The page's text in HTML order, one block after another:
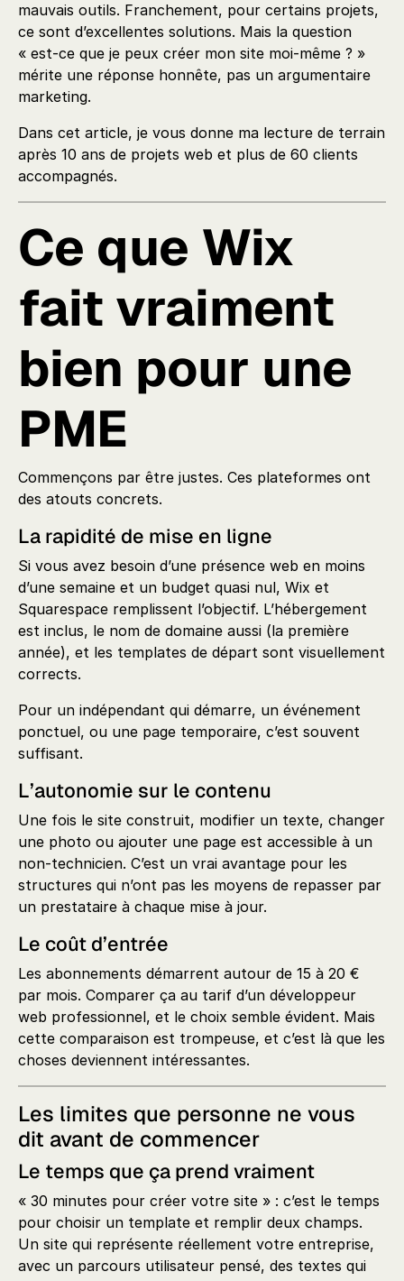
mauvais outils. Franchement, pour certains projets,
ce sont d’excellentes solutions. Mais la question
« est-ce que je peux créer mon site moi-même ? »
mérite une réponse honnête, pas un argumentaire
marketing.
Dans cet article, je vous donne ma lecture de terrain
après 10 ans de projets web et plus de 60 clients
accompagnés.
Ce que Wix
fait vraiment
bien pour une
PME
Commençons par être justes. Ces plateformes ont
des atouts concrets.
La rapidité de mise en ligne
Si vous avez besoin d’une présence web en moins
d’une semaine et un budget quasi nul, Wix et
Squarespace remplissent l’objectif. L’hébergement
est inclus, le nom de domaine aussi (la première
année), et les templates de départ sont visuellement
corrects.
Pour un indépendant qui démarre, un événement
ponctuel, ou une page temporaire, c’est souvent
suffisant.
L’autonomie sur le contenu
Une fois le site construit, modifier un texte, changer
une photo ou ajouter une page est accessible à un
non-technicien. C’est un vrai avantage pour les
structures qui n’ont pas les moyens de repasser par
un prestataire à chaque mise à jour.
Le coût d’entrée
Les abonnements démarrent autour de 15 à 20 €
par mois. Comparer ça au tarif d’un développeur
web professionnel, et le choix semble évident. Mais
cette comparaison est trompeuse, et c’est là que les
choses deviennent intéressantes.
Les limites que personne ne vous
dit avant de commencer
Le temps que ça prend vraiment
« 30 minutes pour créer votre site » : c’est le temps
pour choisir un template et remplir deux champs.
Un site qui représente réellement votre entreprise,
avec un parcours utilisateur pensé, des textes qui